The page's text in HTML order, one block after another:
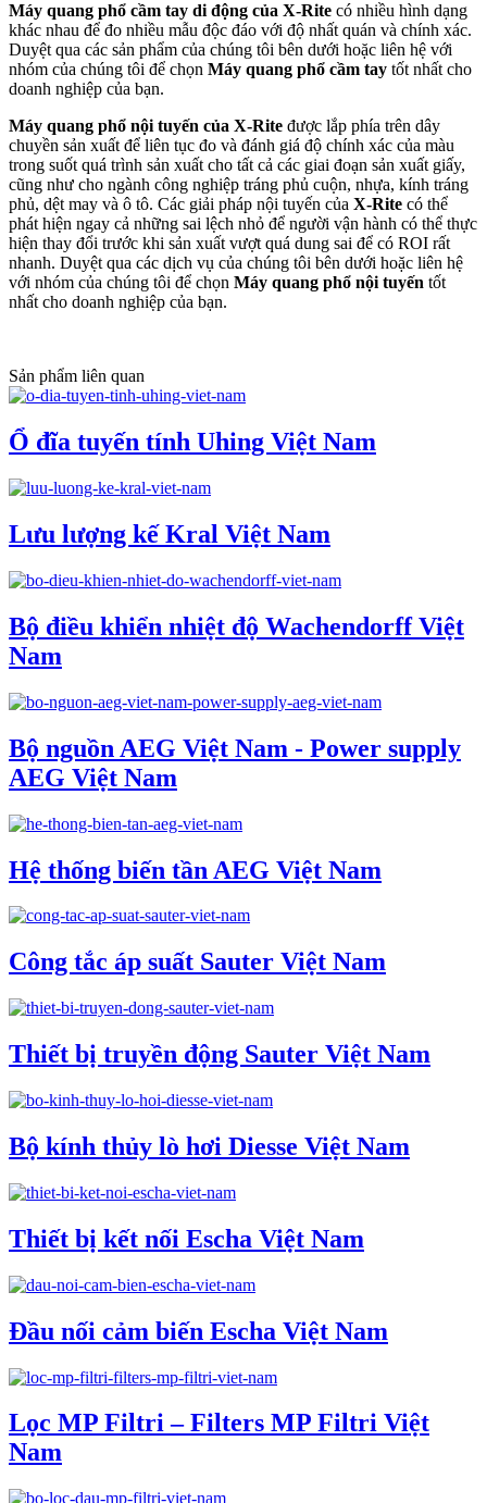
Máy quang phổ cầm tay di động của X-Rite có nhiều hình dạng
khác nhau để đo nhiều mẫu độc đáo với độ nhất quán và chính xác.
Duyệt qua các sản phẩm của chúng tôi bên dưới hoặc liên hệ với
nhóm của chúng tôi để chọn Máy quang phổ cầm tay tốt nhất cho
doanh nghiệp của bạn.
Máy quang phổ nội tuyến của X-Rite được lắp phía trên dây
chuyền sản xuất để liên tục đo và đánh giá độ chính xác của màu
trong suốt quá trình sản xuất cho tất cả các giai đoạn sản xuất giấy,
cũng như cho ngành công nghiệp tráng phủ cuộn, nhựa, kính tráng
phủ, dệt may và ô tô. Các giải pháp nội tuyến của X-Rite có thể
phát hiện ngay cả những sai lệch nhỏ để người vận hành có thể thực
hiện thay đổi trước khi sản xuất vượt quá dung sai để có ROI rất
nhanh. Duyệt qua các dịch vụ của chúng tôi bên dưới hoặc liên hệ
với nhóm của chúng tôi để chọn Máy quang phổ nội tuyến tốt
nhất cho doanh nghiệp của bạn.
Sản phẩm liên quan
Ổ đĩa tuyến tính Uhing Việt Nam
Lưu lượng kế Kral Việt Nam
Bộ điều khiển nhiệt độ Wachendorff Việt
Nam
Bộ nguồn AEG Việt Nam - Power supply
AEG Việt Nam
Hệ thống biến tần AEG Việt Nam
Công tắc áp suất Sauter Việt Nam
Thiết bị truyền động Sauter Việt Nam
Bộ kính thủy lò hơi Diesse Việt Nam
Thiết bị kết nối Escha Việt Nam
Đầu nối cảm biến Escha Việt Nam
Lọc MP Filtri – Filters MP Filtri Việt
Nam